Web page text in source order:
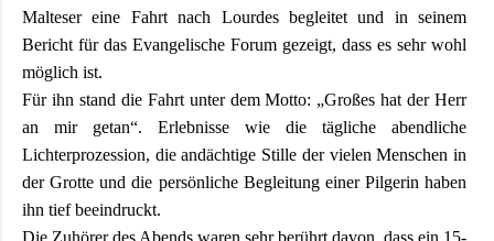
Gemeindebüro
Weinbergstiftung
AKTUELLES
Malteser eine Fahrt nach Lourdes begleitet und in seinem
Bericht für das Evangelische Forum gezeigt, dass es sehr wohl
möglich ist.
Für ihn stand die Fahrt unter dem Motto: „Großes hat der Herr
an mir getan“. Erlebnisse wie die tägliche abendliche
Lichterprozession, die andächtige Stille der vielen Menschen in
der Grotte und die persönliche Begleitung einer Pilgerin haben
ihn tief beeindruckt.
Die Zuhörer des Abends waren sehr berührt davon, dass ein 15-